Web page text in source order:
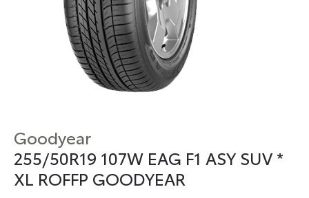
Goodyear
255/50R19 107W EAG F1 ASY SUV *
XL ROFFP GOODYEAR